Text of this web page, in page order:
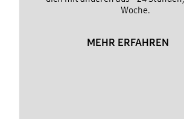
Woche.
MEHR ERFAHREN